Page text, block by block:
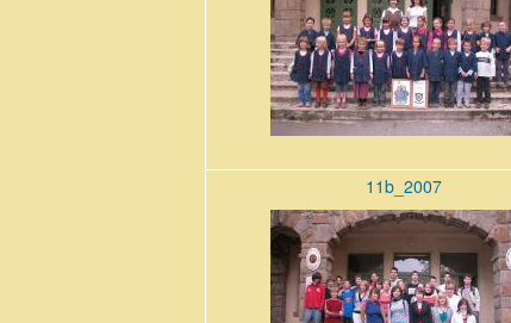
11b_2007
11b_200710_0.jpg